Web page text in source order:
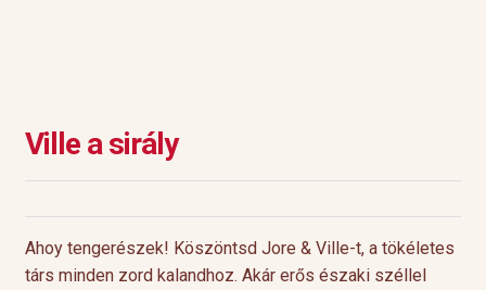
Ville a sirály
Ahoy tengerészek! Köszöntsd Jore & Ville-t, a tökéletes
társ minden zord kalandhoz. Akár erős északi széllel